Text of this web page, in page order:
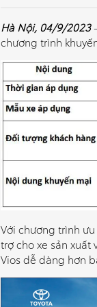
Hà Nội, 04/9/2023
chương trình
Với chương trình
trợ cho xe sản xuất
Vios dễ dàng hơn